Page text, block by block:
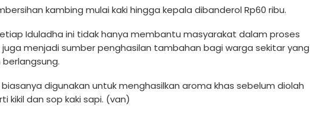
kambing mulai kaki hingga kepala dibanderol Rp60 ribu.
Iduladha ini tidak hanya membantu masyarakat dalam proses
menjadi sumber penghasilan tambahan bagi warga sekitar yang
digunakan untuk menghasilkan aroma khas sebelum diolah
kikil dan sop kaki sapi. (van)